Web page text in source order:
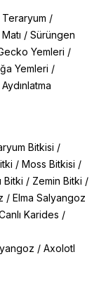
/
/ Sürüngen
Yemleri /
Yemleri /
Bitkisi /
/ Moss Bitkisi /
Bitki / Zemin Bitki /
/ Elma Salyangoz
Karides /
/ Axolotl